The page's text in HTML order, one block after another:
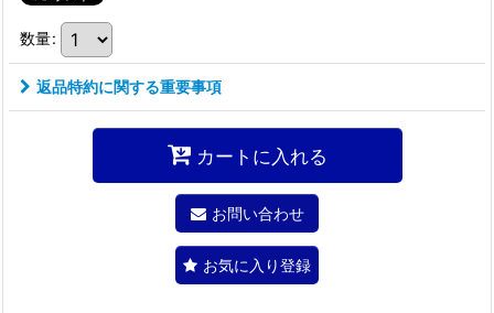
数量:
返品特約に関する重要事項
カートに入れる
お問い合わせ
お気に入り登録